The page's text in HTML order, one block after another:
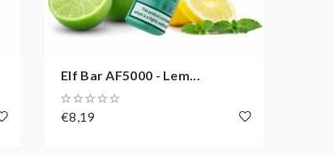
Elf Bar AF5000 - Lem...
€8,19